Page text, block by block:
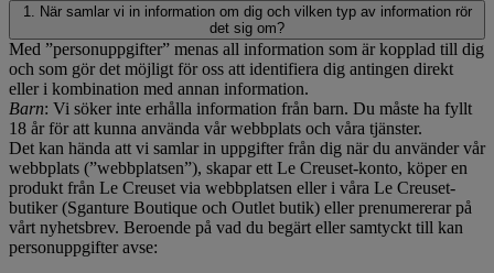
1. När samlar vi in information om dig och vilken typ av information rör
det sig om?
Med ”personuppgifter” menas all information som är kopplad till dig
och som gör det möjligt för oss att identifiera dig antingen direkt
eller i kombination med annan information.
Barn: Vi söker inte erhålla information från barn. Du måste ha fyllt
18 år för att kunna använda vår webbplats och våra tjänster.
Det kan hända att vi samlar in uppgifter från dig när du använder vår
webbplats (”webbplatsen”), skapar ett Le Creuset-konto, köper en
produkt från Le Creuset via webbplatsen eller i våra Le Creuset-
butiker (Sganture Boutique och Outlet butik) eller prenumererar på
vårt nyhetsbrev. Beroende på vad du begärt eller samtyckt till kan
personuppgifter avse: